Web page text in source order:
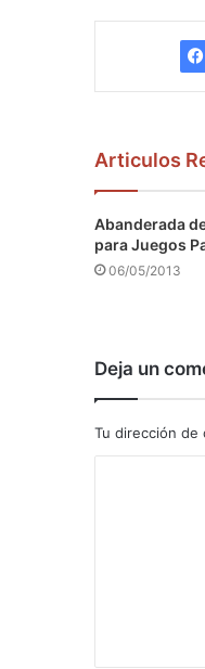
Articulos
Abanderada
para Juegos
06/05/2013
Deja un
Tu dirección de